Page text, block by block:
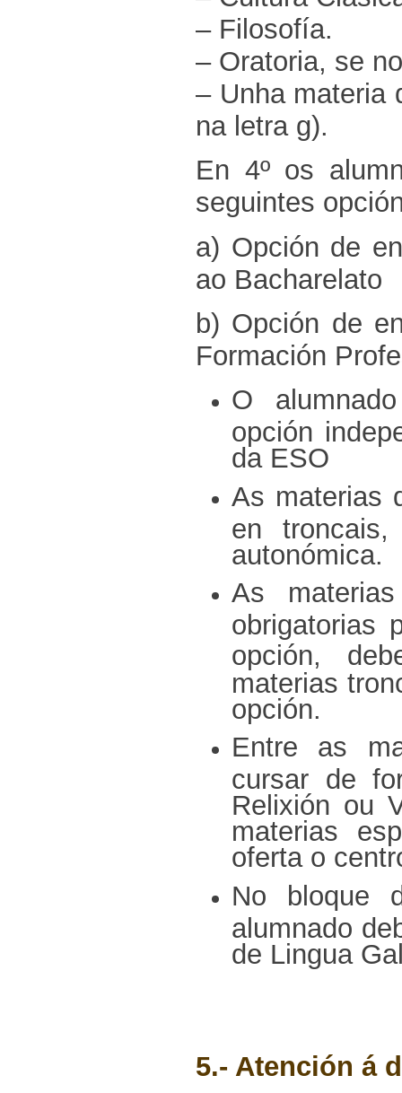
– Filosofía.
– Oratoria, se
– Unha materia
na letra g).
En 4º os
seguintes
a) Opción de
ao Bacharelato
b) Opción de
Formación
O
opción
da ESO
As materias
en
autonómica.
As
obrigatorias
opción,
materias
opción.
Entre as
cursar de
Relixión ou
materias
oferta o
No bloque
alumnado
de Lingua
5.- Atención á